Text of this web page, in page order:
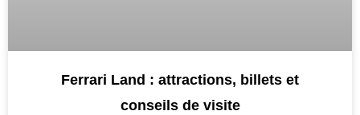
Ferrari Land : attractions, billets et
conseils de visite